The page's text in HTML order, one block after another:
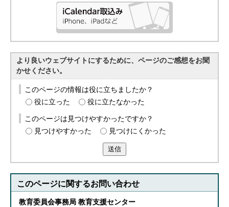
より良いウェブサイトにするために、ページのご感想をお聞
かせください。
このページの情報は役に立ちましたか？
役に立った
役に立たなかった
このページは見つけやすかったですか？
見つけやすかった
見つけにくかった
送信
このページに関するお問い合わせ
教育委員会事務局 教育支援センター